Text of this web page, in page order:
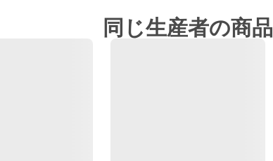
同じ生産者の商品